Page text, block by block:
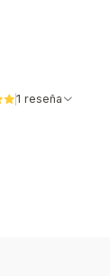
1 reseña